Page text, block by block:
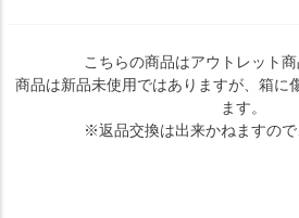
こちらの商品はアウトレット商
商品は新品未使用ではありますが、箱に
ます。
※返品交換は出来かねますの